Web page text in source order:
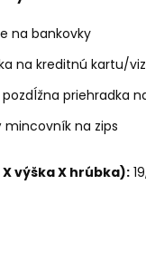
na bankovky
na kreditnú kartu/
pozdĺžna priehradka
mincovník na zips
výška X hrúbka):